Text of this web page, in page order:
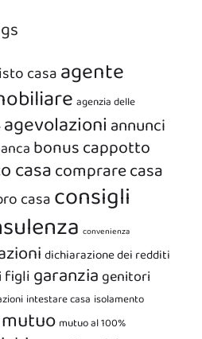
casaagente
agenzia delle
agevolazioniannunci
bonuscappotto
casacomprare casa
casaconsigli
convenienza
dichiarazione dei redditi
figligaranziagenitori
intestare casa isolamento
mutuo mutuo al 100%